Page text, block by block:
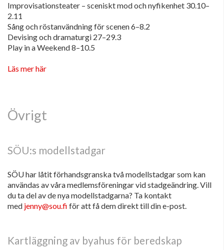
Improvisationsteater – sceniskt mod och nyfikenhet 30.10–
2.11
Sång och röstanvändning för scenen 6–8.2
Devising och dramaturgi 27–29.3
Play in a Weekend 8–10.5
Läs mer här
Övrigt
SÖU:s modellstadgar
SÖU har låtit förhandsgranska två modellstadgar som kan
användas av våra medlemsföreningar vid stadgeändring. Vill
du ta del av de nya modellstadgarna? Ta kontakt
med jenny@sou.fi för att få dem direkt till din e-post.
Kartläggning av byahus för beredskap